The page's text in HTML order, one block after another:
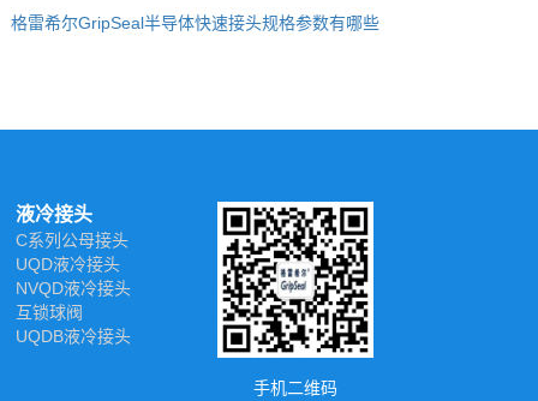
格雷希尔GripSeal半导体快速接头规格参数有哪些
液冷接头
C系列公母接头
UQD液冷接头
NVQD液冷接头
互锁球阀
UQDB液冷接头
手机二维码